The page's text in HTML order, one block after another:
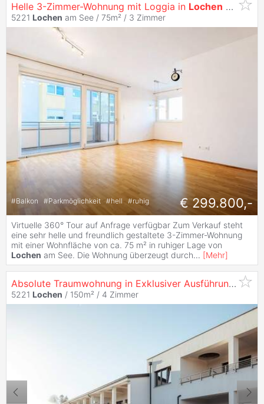
Helle 3-Zimmer-Wohnung mit Loggia in Lochen
5221 Lochen am See / 75m² / 3 Zimmer
#Balkon #Parkmöglichkeit #hell #ruhig € 299.800,-
Virtuelle 360° Tour auf Anfrage verfügbar Zum Verkauf steht
eine sehr helle und freundlich gestaltete 3-Zimmer-Wohnung
mit einer Wohnfläche von ca. 75 m² in ruhiger Lage von
Lochen am See. Die Wohnung überzeugt durch... [Mehr]
Absolute Traumwohnung in Exklusiver Ausführung - 45min bis Salzburg
5221 Lochen / 150m² / 4 Zimmer